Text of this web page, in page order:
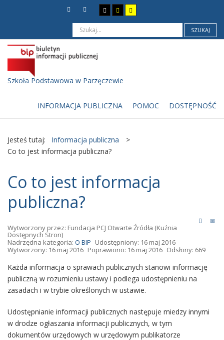
SZUKAJ
Szkoła Podstawowa w Parzęczewie
INFORMACJA PUBLICZNA POMOC DOSTĘPNOŚĆ
Jesteś tutaj: Informacja publiczna
>
Co to jest informacja publiczna?
Co to jest informacja
publiczna?
Wytworzony przez: Fundacja PCJ Otwarte Źródła (Kuźnia
Dostępnych Stron)
Nadrzędna kategoria: O BIP Udostępniony: 16 maj 2016
Wytworzony: 16 maj 2016 Poprawiono: 16 maj 2016 Odsłony: 669
Każda informacja o sprawach publicznych stanowi informację
publiczną w rozumieniu ustawy i podlega udostępnieniu na
zasadach i w trybie określonych w ustawie.
Udostępnianie informacji publicznych następuje miedzy innymi
w drodze ogłaszania informacji publicznych, w tym
dokumentów urzędowych w urzędowym publikatorze